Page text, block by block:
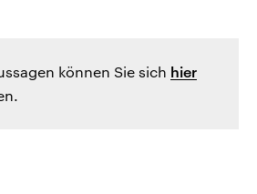
können Sie sich hier